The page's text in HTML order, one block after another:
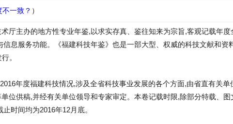
一致？ ）
厅主办的地方性专业年鉴,以求实存真、鉴往知来为宗旨,客观记载年
息服务功能。《福建科技年鉴》也是一部大型、权威的科技文献和资
。
年度福建科技情况,涉及全省科技事业发展的各个方面,由省直有关
位供稿,并经有关单位领导和专家审定。本卷记载时限,除部分特载、
时间均为2016年12月底。